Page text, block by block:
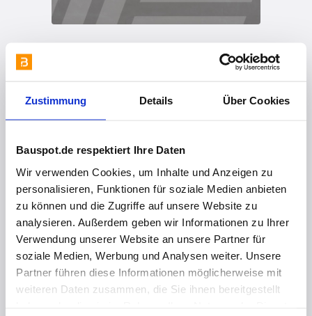
Zustimmung Details Über Cookies
Bauspot.de respektiert Ihre Daten
Wir verwenden Cookies, um Inhalte und Anzeigen zu
personalisieren, Funktionen für soziale Medien anbieten
zu können und die Zugriffe auf unsere Website zu
analysieren. Außerdem geben wir Informationen zu Ihrer
Verwendung unserer Website an unsere Partner für
soziale Medien, Werbung und Analysen weiter. Unsere
Partner führen diese Informationen möglicherweise mit
weiteren Daten zusammen, die Sie ihnen bereitgestellt